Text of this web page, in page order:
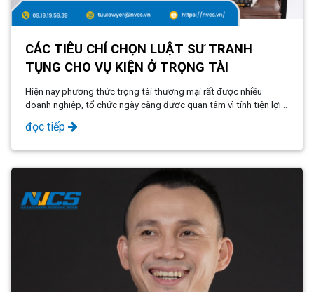
CÁC TIÊU CHÍ CHỌN LUẬT SƯ TRANH
TỤNG CHO VỤ KIỆN Ở TRỌNG TÀI
Hiện nay phương thức trọng tài thương mại rất được nhiều
doanh nghiệp, tổ chức ngày càng được quan tâm vì tính tiện lợi
cũng như công nghệ hoá đất nước. Hãy cùng Luật NVCS tìm hiểu
các tiêu chí này thông qua tìm nhé.
đọc tiếp